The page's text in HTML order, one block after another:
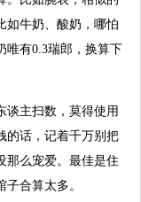
如牛奶、酸奶，哪怕
唯有0.3瑞郎，换算下
谈主扫数，莫得使用
的话，记着千万别把
那么宠爱。最佳是住
合算太多。